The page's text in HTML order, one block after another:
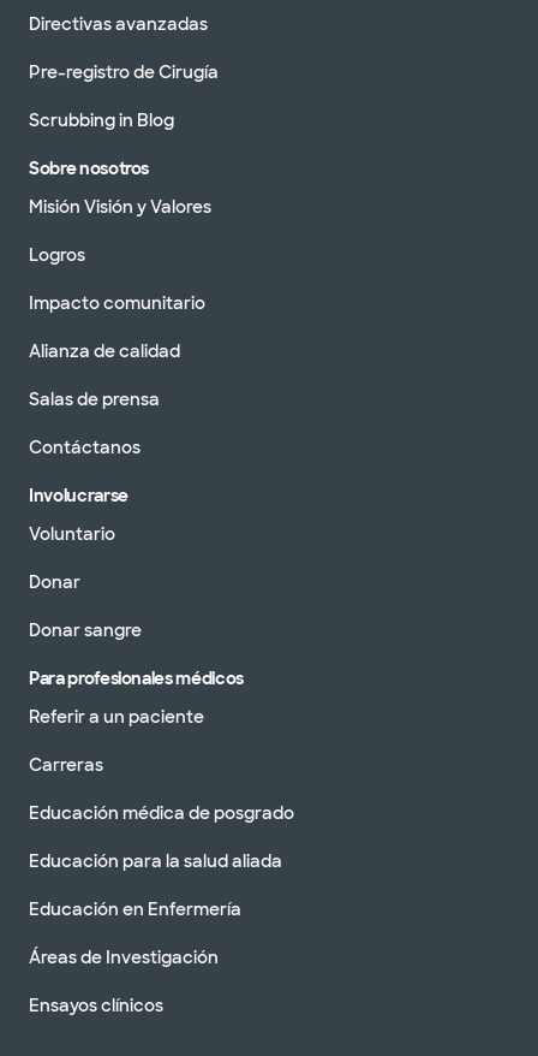
Directivas avanzadas
Pre-registro de Cirugía
Scrubbing in Blog
Sobre nosotros
Misión Visión y Valores
Logros
Impacto comunitario
Alianza de calidad
Salas de prensa
Contáctanos
Involucrarse
Voluntario
Donar
Donar sangre
Para profesionales médicos
Referir a un paciente
Carreras
Educación médica de posgrado
Educación para la salud aliada
Educación en Enfermería
Áreas de Investigación
Ensayos clínicos